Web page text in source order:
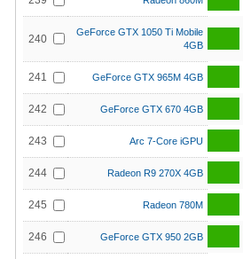
240
GeForce GTX 1050 Ti Mobile
4GB
241 GeForce GTX 965M 4GB
242 GeForce GTX 670 4GB
243 Arc 7-Core iGPU
244 Radeon R9 270X 4GB
245 Radeon 780M
246 GeForce GTX 950 2GB